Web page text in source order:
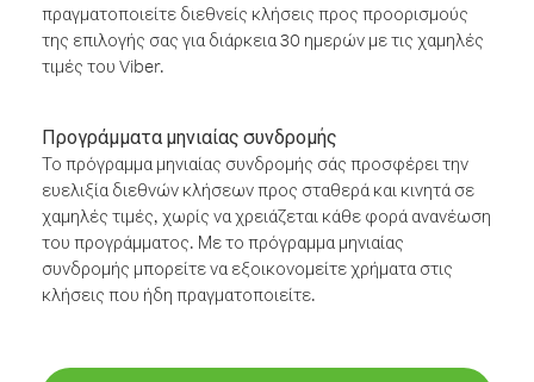
πραγματοποιείτε διεθνείς κλήσεις προς προορισμούς
της επιλογής σας για διάρκεια 30 ημερών με τις χαμηλές
τιμές του Viber.
Προγράμματα μηνιαίας συνδρομής
Το πρόγραμμα μηνιαίας συνδρομής σάς προσφέρει την
ευελιξία διεθνών κλήσεων προς σταθερά και κινητά σε
χαμηλές τιμές, χωρίς να χρειάζεται κάθε φορά ανανέωση
του προγράμματος. Με το πρόγραμμα μηνιαίας
συνδρομής μπορείτε να εξοικονομείτε χρήματα στις
κλήσεις που ήδη πραγματοποιείτε.